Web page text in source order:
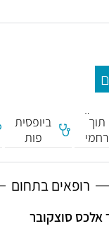
תוך
רחמי
IUD
ביופסית
פות
רופאים בתחום
אלכס סוצקובר